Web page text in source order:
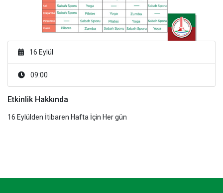
16 Eylül
09:00
Etkinlik Hakkında
16 Eylülden İtibaren Hafta İçin Her gün